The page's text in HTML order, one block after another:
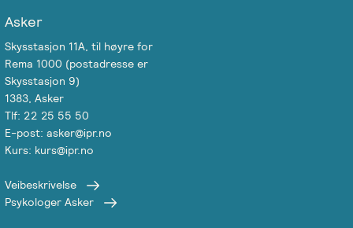
–
Sentralt
i
Oslo
Salgsbetingelser
-
Spesialisering
Asker
Skysstasjon 11A, til høyre for
Rema 1000 (postadresse er
Skysstasjon 9)
1383, Asker
Tlf: 22 25 55 50
E-post: asker@ipr.no
Kurs: kurs@ipr.no
Veibeskrivelse
Psykologer Asker